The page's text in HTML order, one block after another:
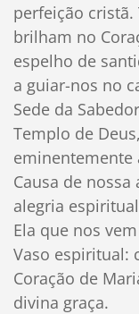
perfeição cristã.
brilham no
espelho de
a guiar-nos no
Sede da
Templo de
eminentemente
Causa de
alegria
Ela que nos
Vaso espiritual:
Coração de
divina graça.